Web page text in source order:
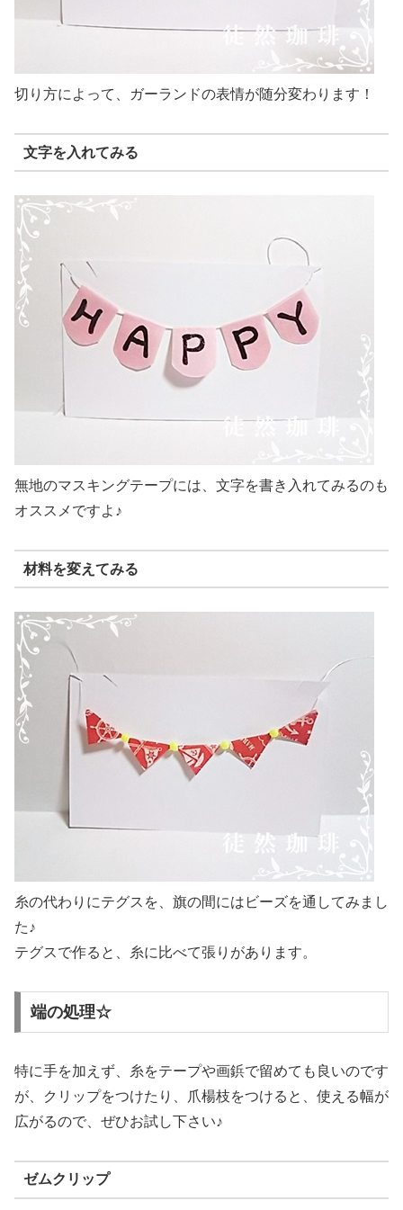
切り方によって、ガーランドの表情が随分変わります！
文字を入れてみる
無地のマスキングテープには、文字を書き入れてみるのも
オススメですよ♪
材料を変えてみる
糸の代わりにテグスを、旗の間にはビーズを通してみまし
た♪
テグスで作ると、糸に比べて張りがあります。
端の処理☆
特に手を加えず、糸をテープや画鋲で留めても良いのです
が、クリップをつけたり、爪楊枝をつけると、使える幅が
広がるので、ぜひお試し下さい♪
ゼムクリップ